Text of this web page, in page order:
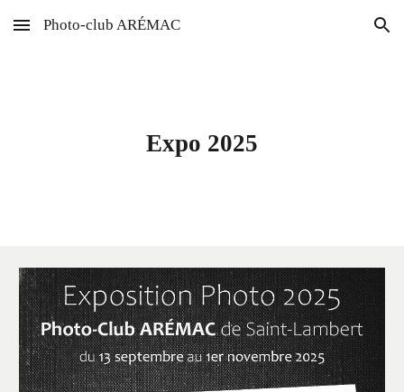
Skip to main content Skip to navigation
Photo-club ARÉMAC
Expo 2025